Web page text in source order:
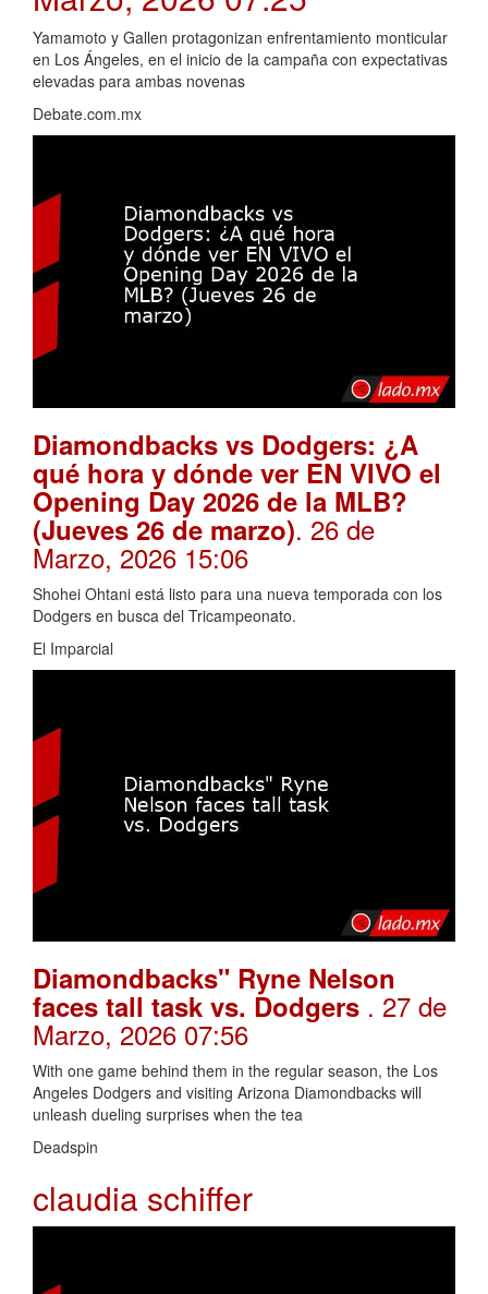
Yamamoto y Gallen protagonizan enfrentamiento monticular
en Los Ángeles, en el inicio de la campaña con expectativas
elevadas para ambas novenas
Debate.com.mx
Diamondbacks vs Dodgers: ¿A
qué hora y dónde ver EN VIVO el
Opening Day 2026 de la MLB?
(Jueves 26 de marzo). 26 de
Marzo, 2026 15:06
Shohei Ohtani está listo para una nueva temporada con los
Dodgers en busca del Tricampeonato.
El Imparcial
Diamondbacks" Ryne Nelson
faces tall task vs. Dodgers . 27 de
Marzo, 2026 07:56
With one game behind them in the regular season, the Los
Angeles Dodgers and visiting Arizona Diamondbacks will
unleash dueling surprises when the tea
Deadspin
claudia schiffer